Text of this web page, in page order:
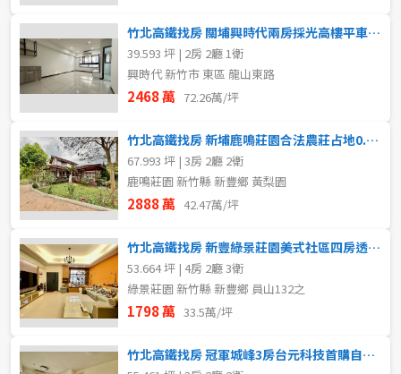
竹北高鐵找房 關埔興時代兩房採光高樓平車首購族園區客最佳選擇
39.593 坪 | 2房 2廳 1衛
興時代 新竹市 東區 龍山東路
2468 萬 72.26萬/坪
竹北高鐵找房 新埔鹿鳴莊園合法農莊占地0.25公頃離塵不離城
67.993 坪 | 3房 2廳 2衛
鹿鳴莊園 新竹縣 新豐鄉 黃梨園
2888 萬 42.47萬/坪
竹北高鐵找房 新豐綠景莊園美式社區四房透天免1800萬
53.664 坪 | 4房 2廳 3衛
綠景莊園 新竹縣 新豐鄉 員山132之
1798 萬 33.5萬/坪
竹北高鐵找房 冠軍城峰3房台元科技首購自住適合剛成家的你